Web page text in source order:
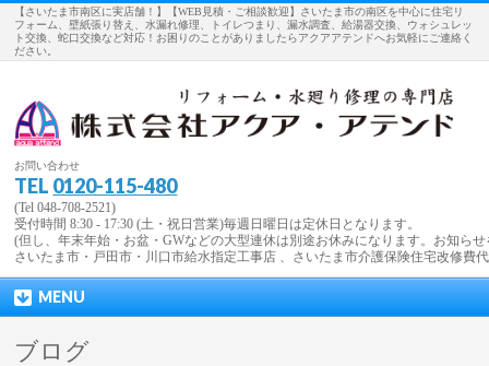
【さいたま市南区に実店舗！】【WEB見積・ご相談歓迎】さいたま市の南区を中心に住宅リ
フォーム、壁紙張り替え、水漏れ修理、トイレつまり、漏水調査、給湯器交換、ウォシュレッ
ト交換、蛇口交換など対応！お困りのことがありましたらアクアアテンドへお気軽にご連絡く
ださい。
お問い合わせ
TEL 0120-115-480
(Tel 048-708-2521)
受付時間 8:30 - 17:30 (土・祝日営業)毎週日曜日は定休日となります。
(但し、年末年始・お盆・GWなどの大型連休は別途お休みになります。お知ら
さいたま市・戸田市・川口市給水指定工事店 、さいたま市介護保険住宅改修費
MENU
ブログ